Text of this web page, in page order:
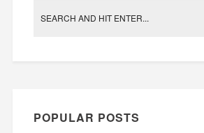
POPULAR POSTS